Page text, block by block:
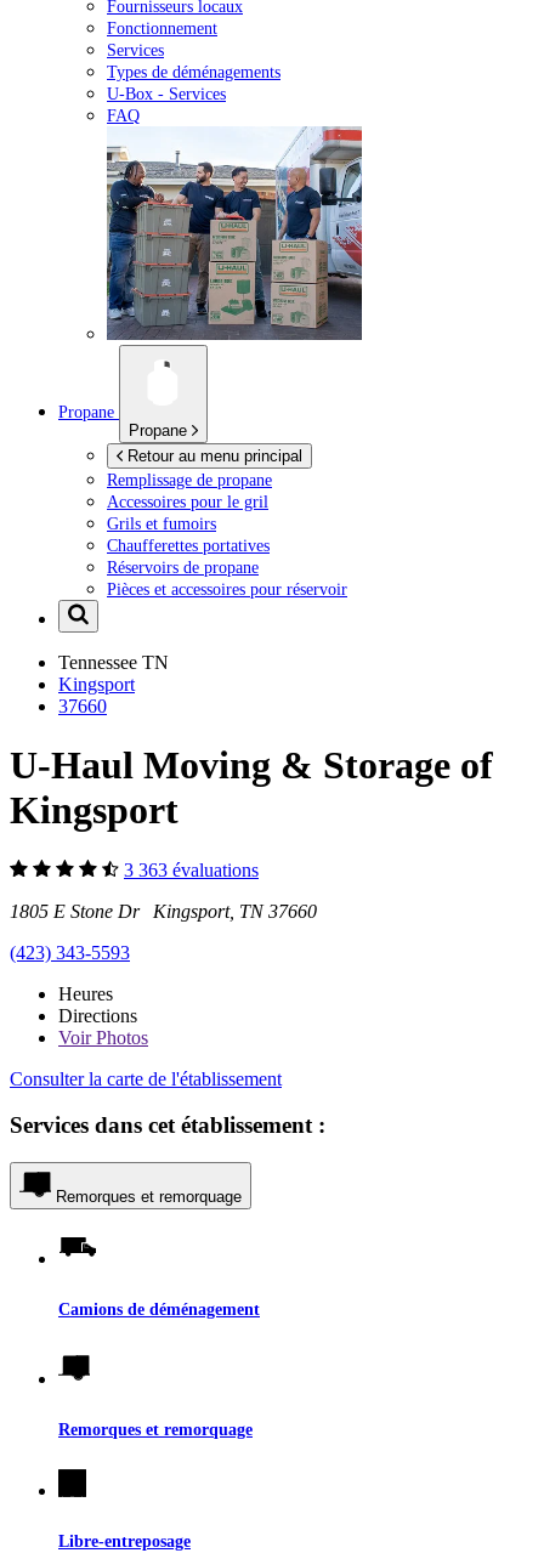
Fournisseurs locaux
Fonctionnement
Services
Types de déménagements
U-Box - Services
FAQ
Propane
Propane
Retour au menu principal
Remplissage de propane
Accessoires pour le gril
Grils et fumoirs
Chaufferettes portatives
Réservoirs de propane
Pièces et accessoires pour réservoir
Tennessee TN
Kingsport
37660
U-Haul Moving & Storage of
Kingsport
3 363 évaluations
1805 E Stone Dr Kingsport, TN 37660
(423) 343-5593
Heures
Directions
VoirPhotos
Consulter la carte de l'établissement
Services dans cet établissement :
Remorques et remorquage
Camions de déménagement
Remorques et remorquage
Libre-entreposage